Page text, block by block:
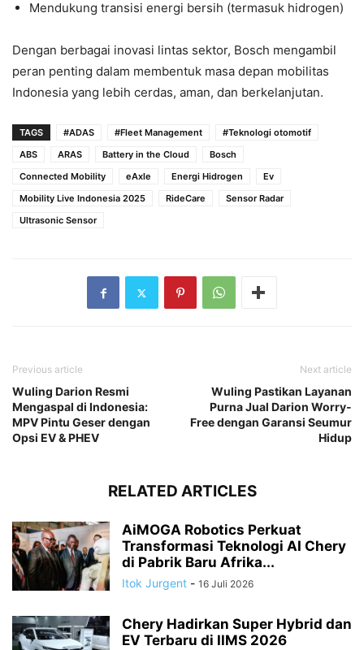
Mendukung transisi energi bersih (termasuk hidrogen)
Dengan berbagai inovasi lintas sektor, Bosch mengambil
peran penting dalam membentuk masa depan mobilitas
Indonesia yang lebih cerdas, aman, dan berkelanjutan.
TAGS #ADAS #Fleet Management
#Teknologi otomotif
ABS
ARAS Battery in the Cloud
Bosch
Connected Mobility
eAxle Energi Hidrogen
Ev
Mobility Live Indonesia 2025
RideCare
Sensor Radar
Ultrasonic Sensor
Previous article
Wuling Darion Resmi
Mengaspal di Indonesia:
MPV Pintu Geser dengan
Opsi EV & PHEV
Next article
Wuling Pastikan Layanan
Purna Jual Darion Worry-
Free dengan Garansi Seumur
Hidup
RELATED ARTICLES
AiMOGA Robotics Perkuat
Transformasi Teknologi AI Chery
di Pabrik Baru Afrika...
Itok Jurgent - 16 Juli 2026
Chery Hadirkan Super Hybrid dan
EV Terbaru di IIMS 2026